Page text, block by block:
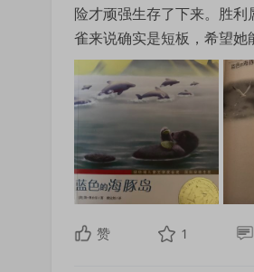
险才顽强生存了下来。胜
雀来说确实是短板，希望她
赞 1